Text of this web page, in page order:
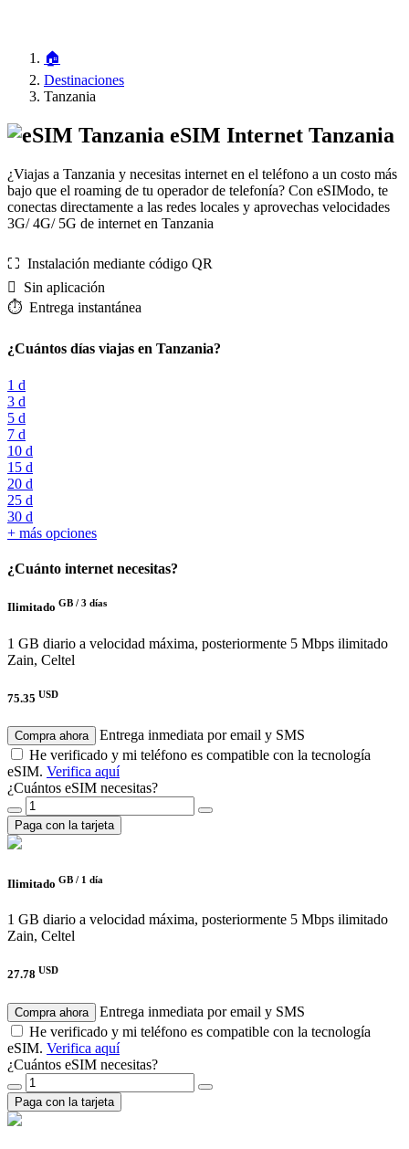
🏠
Destinaciones
Tanzania
eSIM Internet Tanzania
¿Viajas a Tanzania y necesitas internet en el teléfono a un costo más
bajo que el roaming de tu operador de telefonía? Con eSIModo, te
conectas directamente a las redes locales y aprovechas velocidades
3G/ 4G/ 5G de internet en Tanzania
⛶️️ Instalación mediante código QR
️ Sin aplicación
⏱️️ Entrega instantánea
¿Cuántos días viajas en Tanzania?
1 d
3 d
5 d
7 d
10 d
15 d
20 d
25 d
30 d
+ más opciones
¿Cuánto internet necesitas?
Ilimitado GB / 3 días
1 GB diario a velocidad máxima, posteriormente 5 Mbps ilimitado
Zain, Celtel
75.35 USD
Compra ahora
Entrega inmediata por email y SMS
He verificado y mi teléfono es compatible con la tecnología
eSIM. Verifica aquí
¿Cuántos eSIM necesitas?
Paga con la tarjeta
Ilimitado GB / 1 día
1 GB diario a velocidad máxima, posteriormente 5 Mbps ilimitado
Zain, Celtel
27.78 USD
Compra ahora
Entrega inmediata por email y SMS
He verificado y mi teléfono es compatible con la tecnología
eSIM. Verifica aquí
¿Cuántos eSIM necesitas?
Paga con la tarjeta